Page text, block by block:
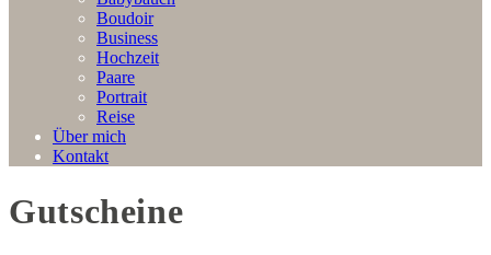
Boudoir
Business
Hochzeit
Paare
Portrait
Reise
Über mich
Kontakt
Gutscheine